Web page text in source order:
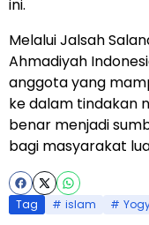
ini.
Melalui Jalsah
Ahmadiyah
anggota yang
ke dalam tindakan
benar menjadi
bagi masyarakat
Tag islam